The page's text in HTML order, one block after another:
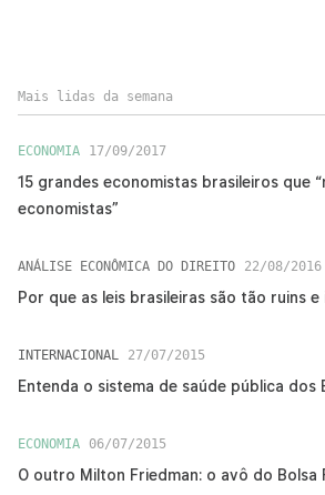
Mais lidas da semana
ECONOMIA 17/09/2017
15 grandes economistas brasileiros que
economistas”
ANÁLISE ECONÔMICA DO DIREITO 22/08/2016
Por que as leis brasileiras são tão ruins e
INTERNACIONAL 27/07/2015
Entenda o sistema de saúde pública dos
ECONOMIA 06/07/2015
O outro Milton Friedman: o avô do Bolsa